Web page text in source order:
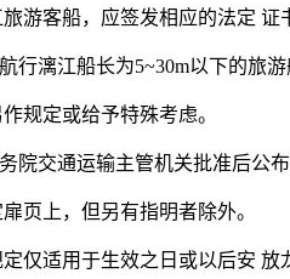
游客船，应签发相应的法定
行漓江船长为5~30m以下的旅
规定或给予特殊考虑。
院交通运输主管机关批准后公布
页上，但另有指明者除外。
仅适用于生效之日或以后安 放